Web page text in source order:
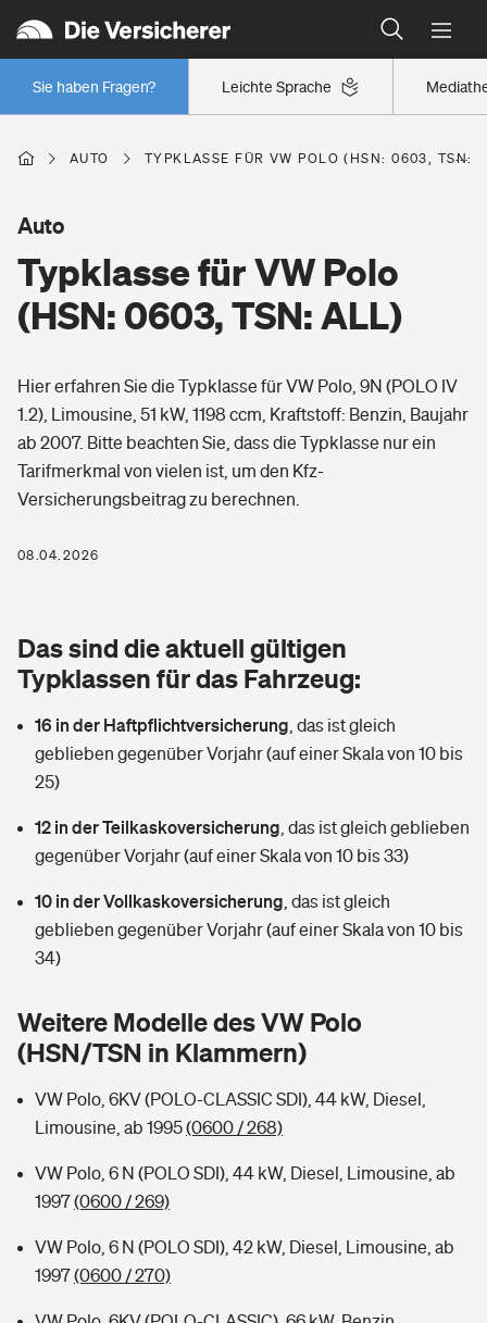
Leichte Sprache
Sie haben Fragen?
Wer versichert was: Jetzt Versicherer finden
Regionalklassen: So ist Ihre Region eingestuft
Wer versichert was: Jetzt Versicherer finden
Berufsunfähigkeitsversicherung
Erwerbsunfähigkeitsversicherung
Grundfähigkeitsversicherung
Arbeitsrechtsschutz
Berufshaftpflichtversicherung
Zur Übersicht
Tools
Wer versichert was: Jetzt Versicherer finden
Sie haben Fragen?
Wohnen
Glasversicherung
Mietkautionsversicherung
Restkreditversicherung
Tools
Hochwasser-Check: Wie gefährdet ist Ihr Haus?
Sie haben Fragen?
Freizeit
Pri­vate Haft­pflicht­
Kinderunfall­ver­si­che­rung
Kinderinvalidität
Hundehalter-Haftpflicht
Handyversicherung
Private Cyberversicherung
Zur Übersicht
Kinderunfall-Check: Mehr Sicherheit für deine Kids
Gesundheit
Private Krankenversicherung
Dread-Disease-Versicherung
Tierkrankenversicherung
Zur Übersicht
Tools
Wer versichert was: Jetzt Versicherer finden
Rentenrechner: Wie viel Geld bekomme ich im Alter?
AUTO TYPKLASSE FÜR VW POLO (HSN: 0603, TSN:
Typklasse für VW Polo
(HSN: 0603, TSN: ALL)
Auto
Hier erfahren Sie die Typklasse für VW Polo, 9N (POLO IV
1.2), Limousine, 51 kW, 1198 ccm, Kraftstoff: Benzin, Baujahr
ab 2007. Bitte beachten Sie, dass die Typklasse nur ein
Tarifmerkmal von vielen ist, um den Kfz-
Versicherungsbeitrag zu berechnen.
08.04.2026
Das sind die aktuell gültigen
Typklassen für das Fahrzeug:
16 in der Haftpflichtversicherung das ist gleich
geblieben gegenüber Vorjahr (auf einer Skala von 10 bis
25)
12 in der Teilkaskoversicherung das ist gleich geblieben
gegenüber Vorjahr (auf einer Skala von 10 bis 33)
10 in der Vollkaskoversicherung das ist gleich
geblieben gegenüber Vorjahr (auf einer Skala von 10 bis
34)
Weitere Modelle des VW Polo
(HSN/TSN in Klammern)
VW Polo, 6KV (POLO-CLASSIC SDI), 44 kW, Diesel,
Limousine, ab 1995(0600 / 268)
VW Polo, 6 N (POLO SDI), 44 kW, Diesel, Limousine, ab
1997(0600 / 269)
VW Polo, 6 N (POLO SDI), 42 kW, Diesel, Limousine, ab
1997(0600 / 270)